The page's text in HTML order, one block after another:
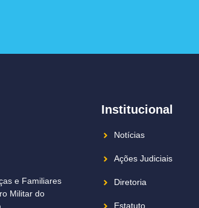
e Familiares
Militar do
Institucional
Notícias
Ações Judiciais
Diretoria
Estatuto